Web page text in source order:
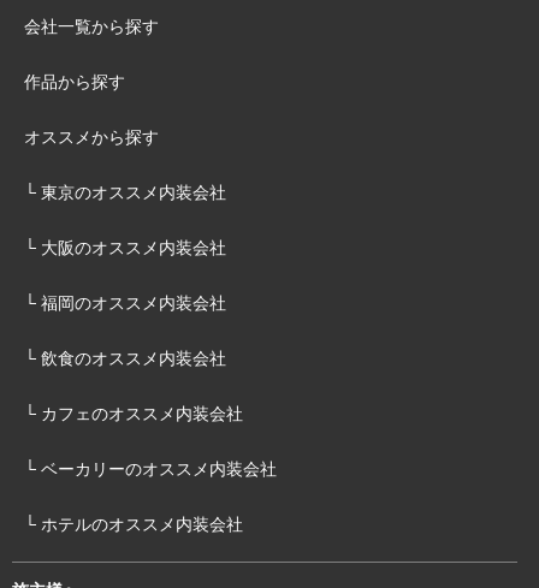
会社一覧から探す
作品から探す
オススメから探す
└ 東京のオススメ内装会社
└ 大阪のオススメ内装会社
└ 福岡のオススメ内装会社
└ 飲食のオススメ内装会社
└ カフェのオススメ内装会社
└ ベーカリーのオススメ内装会社
└ ホテルのオススメ内装会社